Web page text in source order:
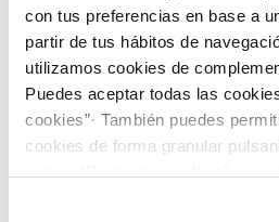
con tus preferencias en base a
partir de tus hábitos de
utilizamos cookies de
Puedes aceptar todas las
cookies”· También puedes
cookies de forma granular